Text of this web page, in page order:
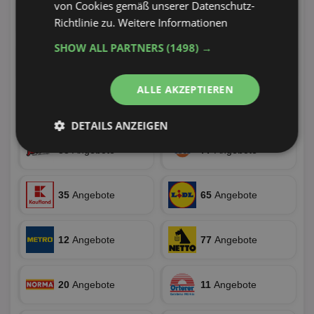
29 Angebote
35 Angebote 65 Angebote
12 Angebote 77 Angebote
20 Angebote 11 Angebote
von Cookies gemäß unserer Datenschutz-
Richtlinie zu.Weitere Informationen
SHOW ALL PARTNERS(1498) →
ALLE AKZEPTIEREN
DETAILS ANZEIGEN
Unbedingt
Performance
Unklassifizierte